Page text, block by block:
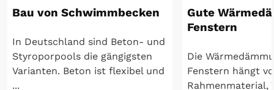
Bau von Schwimmbecken
In Deutschland sind Beton- und
Styroporpools die gängigsten
Varianten. Beton ist flexibel und
...
Gute
Fenstern
Die
Fenstern hängt
Rahmenmaterial,